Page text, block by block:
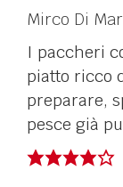
Mirco Di
I paccheri
piatto ricco
preparare,
pesce già